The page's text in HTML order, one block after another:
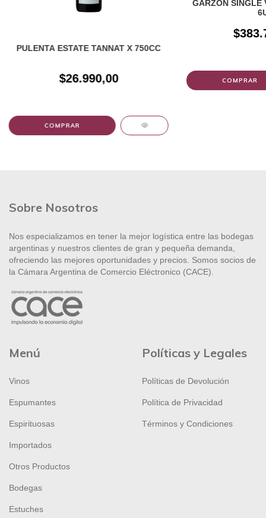
PULENTA ESTATE TANNAT X 750CC
$26.990,00
GARZON SINGLE
Sobre Nosotros
Nos especializamos en tener la mejor logística entre las bodegas
argentinas y nuestros clientes de gran y pequeña demanda,
ofreciendo las mejores oportunidades y precios. Somos socios de
la Cámara Argentina de Comercio Eléctronico (CACE).
Menú
Vinos
Espumantes
Espirituosas
Importados
Otros Productos
Bodegas
Estuches
Políticas y Legales
Políticas de Devolución
Política de Privacidad
Términos y Condiciones